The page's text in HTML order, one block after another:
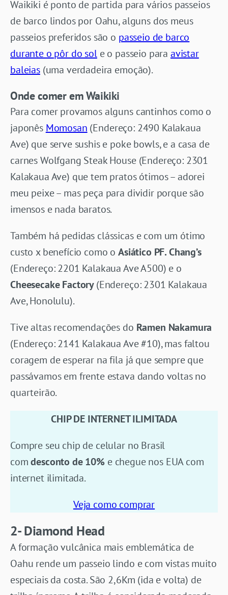
Waikiki é ponto de partida para vários passeios
de barco lindos por Oahu, alguns dos meus
passeios preferidos são o passeio de barco
durante o pôr do sole o passeio para avistar
baleias(uma verdadeira emoção).
Onde comer em Waikiki
Para comer provamos alguns cantinhos como o
japonês Momosan (Endereço: 2490 Kalakaua
Ave) que serve sushis e poke bowls, e a casa de
carnes Wolfgang Steak House (Endereço: 2301
Kalakaua Ave) que tem pratos ótimos – adorei
meu peixe – mas peça para dividir porque são
imensos e nada baratos.
Também há pedidas clássicas e com um ótimo
custo x benefício como o Asiático PF. Chang’s
(Endereço: 2201 Kalakaua Ave A500) e o
Cheesecake Factory(Endereço: 2301 Kalakaua
Ave, Honolulu).
Tive altas recomendações do Ramen Nakamura
(Endereço: 2141 Kalakaua Ave #10), mas faltou
coragem de esperar na fila já que sempre que
passávamos em frente estava dando voltas no
quarteirão.
CHIP DE INTERNET ILIMITADA
Compre seu chip de celular no Brasil
comdesconto de 10%e chegue nos EUA com
internet ilimitada.
Veja como comprar
2- Diamond Head
A formação vulcânica mais emblemática de
Oahu rende um passeio lindo e com vistas muito
especiais da costa. São 2,6Km (ida e volta) de